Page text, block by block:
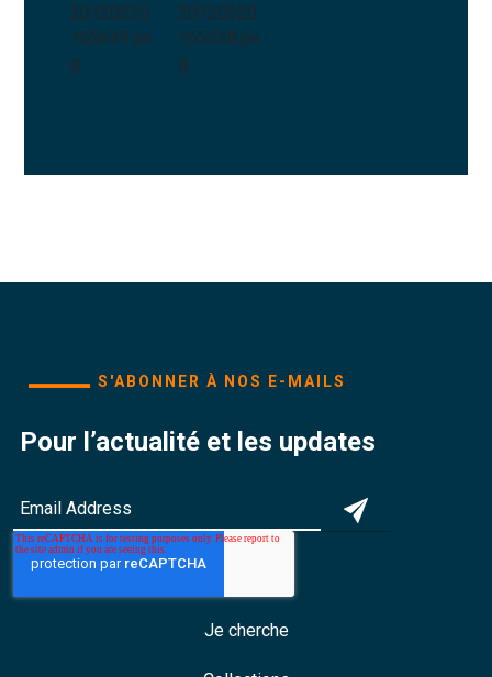
S'ABONNER À NOS E-MAILS
Pour l’actualité et les updates
Je cherche